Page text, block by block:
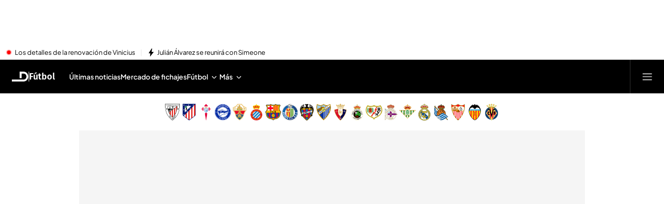
Los detalles de la renovación de Vinicius Julián Álvarez se reunirá con Simeone
Fútbol Últimas noticiasMercado de fichajesFútbol Más